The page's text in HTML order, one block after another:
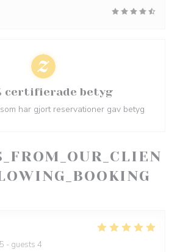
- guests 4
certifierade betyg
har gjort reservationer gav betyg